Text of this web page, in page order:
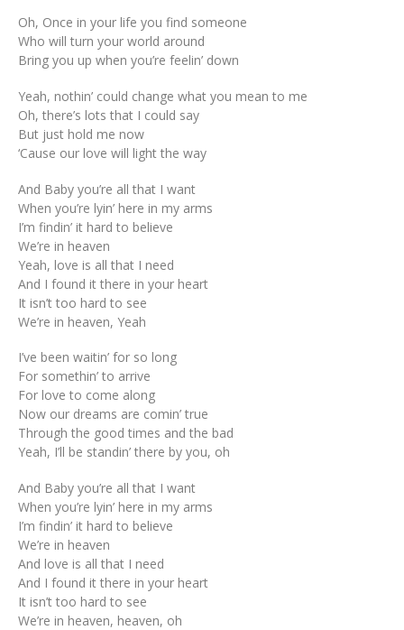
Oh, Once in your life you find someone
Who will turn your world around
Bring you up when you’re feelin’ down
Yeah, nothin’ could change what you mean to me
Oh, there’s lots that I could say
But just hold me now
‘Cause our love will light the way
And Baby you’re all that I want
When you’re lyin’ here in my arms
I’m findin’ it hard to believe
We’re in heaven
Yeah, love is all that I need
And I found it there in your heart
It isn’t too hard to see
We’re in heaven, Yeah
I’ve been waitin’ for so long
For somethin’ to arrive
For love to come along
Now our dreams are comin’ true
Through the good times and the bad
Yeah, I’ll be standin’ there by you, oh
And Baby you’re all that I want
When you’re lyin’ here in my arms
I’m findin’ it hard to believe
We’re in heaven
And love is all that I need
And I found it there in your heart
It isn’t too hard to see
We’re in heaven, heaven, oh